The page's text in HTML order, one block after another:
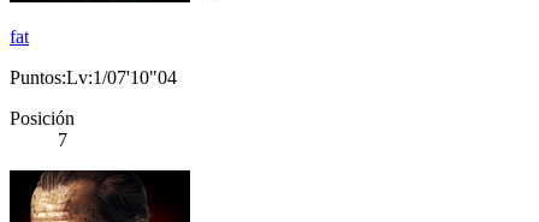
fat
Puntos:Lv:1/07'10"04
Posición
7